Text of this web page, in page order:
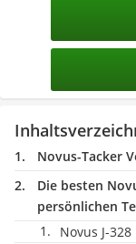
Novus-Tacker
Die besten
persönlichen
Novus J-328